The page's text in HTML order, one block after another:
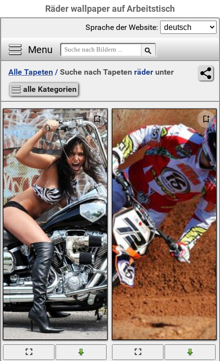
Räder wallpaper auf Arbeitstisch
Menu
Sprache der Website:
Alle Tapeten / Suche nach Tapeten räder unter
alle Kategorien